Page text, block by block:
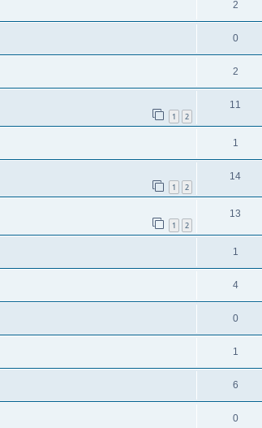
2
0
2
1 2
11
1
1 2
14
1 2
13
1
4
0
1
6
0